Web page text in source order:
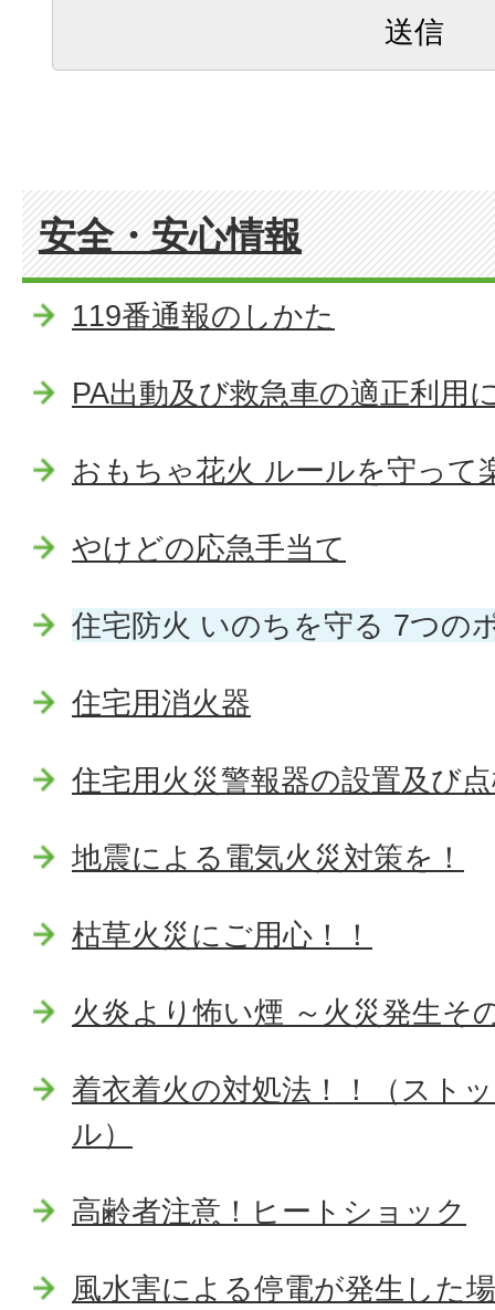
安全・安心情報
119番通報のしかた
PA出動及び救急車の適正利用
おもちゃ花火 ルールを守って
やけどの応急手当て
住宅防火 いのちを守る 7つの
住宅用消火器
住宅用火災警報器の設置及び
地震による電気火災対策を！
枯草火災にご用心！！
火炎より怖い煙 ～火災発生そ
着衣着火の対処法！！（スト
ル）
高齢者注意！ヒートショック
風水害による停電が発生した